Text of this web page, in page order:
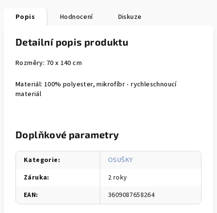
Popis Hodnocení Diskuze
Detailní popis produktu
Rozměry: 70 x 140 cm
Materiál: 100% polyester, mikrofíbr - rychleschnoucí
materiál
Doplňkové parametry
Kategorie:
OSUŠKY
Záruka:
2 roky
EAN: 3609087658264